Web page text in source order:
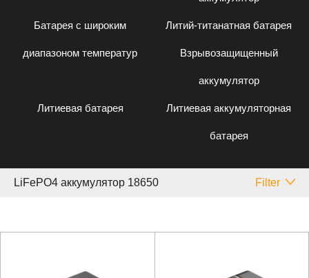
Батарея с широким
диапазоном температур
Литий-титанатная батарея
Взрывозащищенный
аккумулятор
Литиевая батарея Литиевая аккумуляторная
батарея
LiFePO4 аккумулятор 18650 Filter